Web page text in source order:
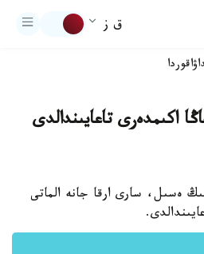
ق ز
اقوردا
اكىمدەرى تاعايىندالدى
ەسىل، سارى ارقا جانە الماتى